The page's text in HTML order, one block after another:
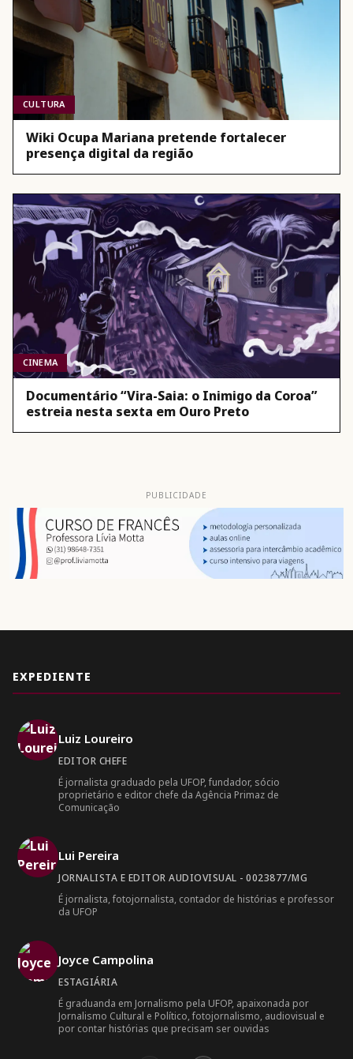
CULTURA
Wiki Ocupa Mariana pretende fortalecer
presença digital da região
CINEMA
Documentário “Vira-Saia: o Inimigo da Coroa”
estreia nesta sexta em Ouro Preto
PUBLICIDADE
EXPEDIENTE
Luiz Loureiro
EDITOR CHEFE
É jornalista graduado pela UFOP, fundador, sócio
proprietário e editor chefe da Agência Primaz de
Comunicação
Lui Pereira
JORNALISTA E EDITOR AUDIOVISUAL - 0023877/MG
É jornalista, fotojornalista, contador de histórias e professor
da UFOP
Joyce Campolina
ESTAGIÁRIA
É graduanda em Jornalismo pela UFOP, apaixonada por
Jornalismo Cultural e Político, fotojornalismo, audiovisual e
por contar histórias que precisam ser ouvidas